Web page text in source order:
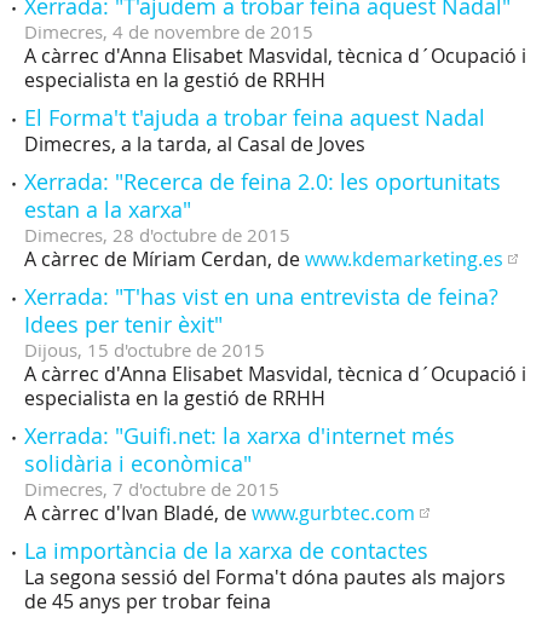
Xerrada: "T'ajudem a trobar feina aquest Nadal"
Dimecres, 4 de novembre de 2015
A càrrec d'Anna Elisabet Masvidal, tècnica d´Ocupació i
especialista en la gestió de RRHH
El Forma't t'ajuda a trobar feina aquest Nadal
Dimecres, a la tarda, al Casal de Joves
Xerrada: "Recerca de feina 2.0: les oportunitats
estan a la xarxa"
Dimecres, 28 d'octubre de 2015
A càrrec de Míriam Cerdan, dewww.kdemarketing.es
Xerrada: "T'has vist en una entrevista de feina?
Idees per tenir èxit"
Dijous, 15 d'octubre de 2015
A càrrec d'Anna Elisabet Masvidal, tècnica d´Ocupació i
especialista en la gestió de RRHH
Xerrada: "Guifi.net: la xarxa d'internet més
solidària i econòmica"
Dimecres, 7 d'octubre de 2015
A càrrec d'Ivan Bladé, dewww.gurbtec.com
La importància de la xarxa de contactes
La segona sessió del Forma't dóna pautes als majors
de 45 anys per trobar feina